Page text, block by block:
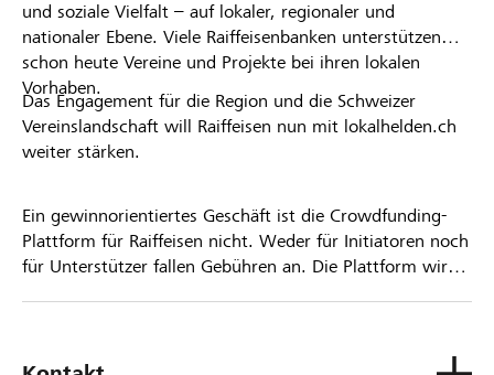
und soziale Vielfalt – auf lokaler, regionaler und
nationaler Ebene. Viele Raiffeisenbanken unterstützen
schon heute Vereine und Projekte bei ihren lokalen
Vorhaben.
Das Engagement für die Region und die Schweizer
Vereinslandschaft will Raiffeisen nun mit lokalhelden.ch
weiter stärken.
Ein gewinnorientiertes Geschäft ist die Crowdfunding-
Plattform für Raiffeisen nicht. Weder für Initiatoren noch
für Unterstützer fallen Gebühren an. Die Plattform wird